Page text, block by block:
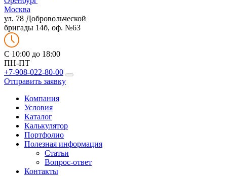
Москва
ул. 78 Добровольческой
бригады 14б, оф. №63
C 10:00 до 18:00
ПН-ПТ
+7-908-022-80-00
Отправить заявку
Компания
Условия
Каталог
Калькулятор
Портфолио
Полезная информация
Статьи
Вопрос-ответ
Контакты